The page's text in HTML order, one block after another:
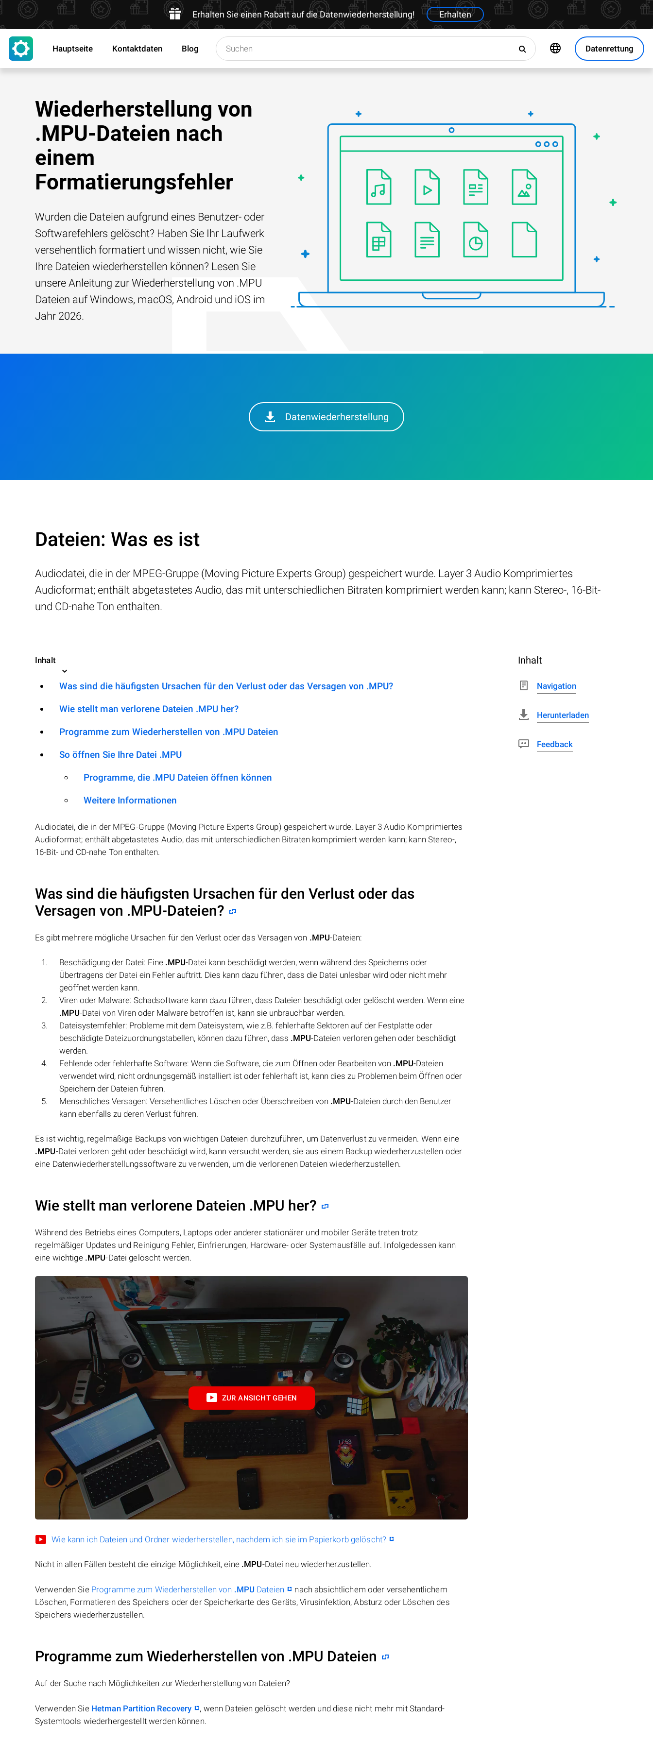
Erhalten Sie einen Rabatt auf die Datenwiederherstellung! Erhalten
Datenrettung
Hauptseite Kontaktdaten Blog
Wiederherstellung von
.MPU-Dateien nach
einem
Formatierungsfehler
Wurden die Dateien aufgrund eines Benutzer- oder
Softwarefehlers gelöscht? Haben Sie Ihr Laufwerk
versehentlich formatiert und wissen nicht, wie Sie
Ihre Dateien wiederherstellen können? Lesen Sie
unsere Anleitung zur Wiederherstellung von .MPU
Dateien auf Windows, macOS, Android und iOS im
Jahr 2026.
Datenwiederherstellung
Dateien: Was es ist
Audiodatei, die in der MPEG-Gruppe (Moving Picture Experts Group) gespeichert wurde. Layer 3 Audio Komprimiertes
Audioformat; enthält abgetastetes Audio, das mit unterschiedlichen Bitraten komprimiert werden kann; kann Stereo-, 16-Bit-
und CD-nahe Ton enthalten.
Inhalt
Was sind die häufigsten Ursachen für den Verlust oder das Versagen von .MPU?
Wie stellt man verlorene Dateien .MPU her?
Programme zum Wiederherstellen von .MPU Dateien
So öffnen Sie Ihre Datei .MPU
Programme, die .MPU Dateien öffnen können
Weitere Informationen
Audiodatei, die in der MPEG-Gruppe (Moving Picture Experts Group) gespeichert wurde. Layer 3 Audio Komprimiertes
Audioformat; enthält abgetastetes Audio, das mit unterschiedlichen Bitraten komprimiert werden kann; kann Stereo-,
16-Bit- und CD-nahe Ton enthalten.
Was sind die häufigsten Ursachen für den Verlust oder das
Versagen von .MPU-Dateien?
Es gibt mehrere mögliche Ursachen für den Verlust oder das Versagen von .MPU-Dateien:
Beschädigung der Datei: Eine .MPU-Datei kann beschädigt werden, wenn während des Speicherns oder
Übertragens der Datei ein Fehler auftritt. Dies kann dazu führen, dass die Datei unlesbar wird oder nicht mehr
geöffnet werden kann.
Viren oder Malware: Schadsoftware kann dazu führen, dass Dateien beschädigt oder gelöscht werden. Wenn eine
.MPU-Datei von Viren oder Malware betroffen ist, kann sie unbrauchbar werden.
Dateisystemfehler: Probleme mit dem Dateisystem, wie z.B. fehlerhafte Sektoren auf der Festplatte oder
beschädigte Dateizuordnungstabellen, können dazu führen, dass .MPU-Dateien verloren gehen oder beschädigt
werden.
Fehlende oder fehlerhafte Software: Wenn die Software, die zum Öffnen oder Bearbeiten von .MPU-Dateien
verwendet wird, nicht ordnungsgemäß installiert ist oder fehlerhaft ist, kann dies zu Problemen beim Öffnen oder
Speichern der Dateien führen.
Menschliches Versagen: Versehentliches Löschen oder Überschreiben von .MPU-Dateien durch den Benutzer
kann ebenfalls zu deren Verlust führen.
Es ist wichtig, regelmäßige Backups von wichtigen Dateien durchzuführen, um Datenverlust zu vermeiden. Wenn eine
.MPU-Datei verloren geht oder beschädigt wird, kann versucht werden, sie aus einem Backup wiederherzustellen oder
eine Datenwiederherstellungssoftware zu verwenden, um die verlorenen Dateien wiederherzustellen.
Wie stellt man verlorene Dateien .MPU her?
Während des Betriebs eines Computers, Laptops oder anderer stationärer und mobiler Geräte treten trotz
regelmäßiger Updates und Reinigung Fehler, Einfrierungen, Hardware- oder Systemausfälle auf. Infolgedessen kann
eine wichtige .MPU-Datei gelöscht werden.
ZUR ANSICHT GEHEN
Wie kann ich Dateien und Ordner wiederherstellen, nachdem ich sie im Papierkorb gelöscht?
Nicht in allen Fällen besteht die einzige Möglichkeit, eine .MPU-Datei neu wiederherzustellen.
Verwenden Sie Programme zum Wiederherstellen von .MPU Dateien
nach absichtlichem oder versehentlichem
Löschen, Formatieren des Speichers oder der Speicherkarte des Geräts, Virusinfektion, Absturz oder Löschen des
Speichers wiederherzustellen.
Programme zum Wiederherstellen von .MPU Dateien
Auf der Suche nach Möglichkeiten zur Wiederherstellung von Dateien?
Verwenden Sie Hetman Partition Recovery
, wenn Dateien gelöscht werden und diese nicht mehr mit Standard-
Systemtools wiederhergestellt werden können.
Inhalt
Navigation
Herunterladen
Feedback